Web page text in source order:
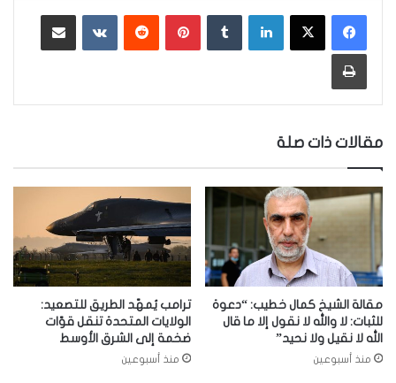
لينكدإن بينتيريست ‏VKontakte
طباعة
مقالات ذات صلة
مقالة الشيخ كمال خطيب: “دعوة
للثبات: لا والله لا نقول إلا ما قال
الله لا نقيل ولا نحيد”
منذ أسبوعين
ترامب يُمهّد الطريق للتصعيد:
الولايات المتحدة تنقل قوّات
ضخمة إلى الشرق الأوسط
منذ أسبوعين